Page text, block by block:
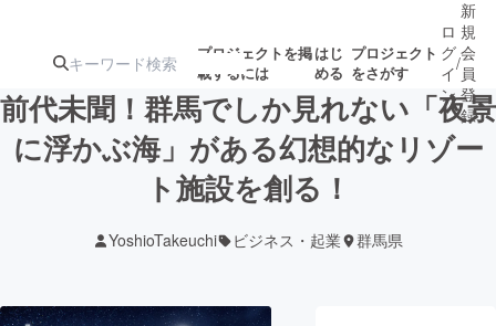
プロジェクトを掲
載するには
はじ
める
プロジェクト
をさがす
注目の新着プロ募集終了が近いプ
ロ
グ
イ
ン
/
新
規
会
員
登
録
前代未聞！群馬でしか見れない「夜景
に浮かぶ海」がある幻想的なリゾー
ト施設を創る！
YoshioTakeuchi ビジネス・起業 群馬県